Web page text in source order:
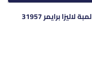
لمبة لاليزا برايمر 31957